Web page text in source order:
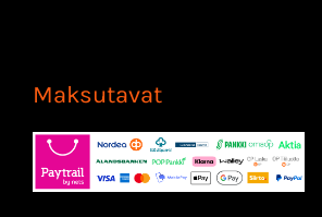
Maksutavat